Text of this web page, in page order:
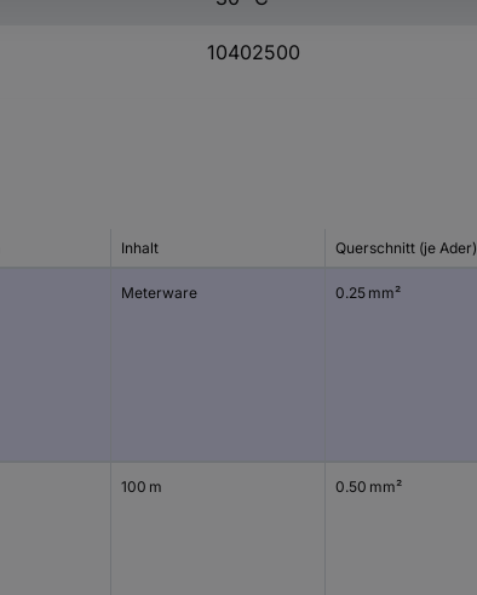
10402500
Inhalt Querschnitt (je Ader)
Meterware 0.25 mm²
100 m 0.50 mm²